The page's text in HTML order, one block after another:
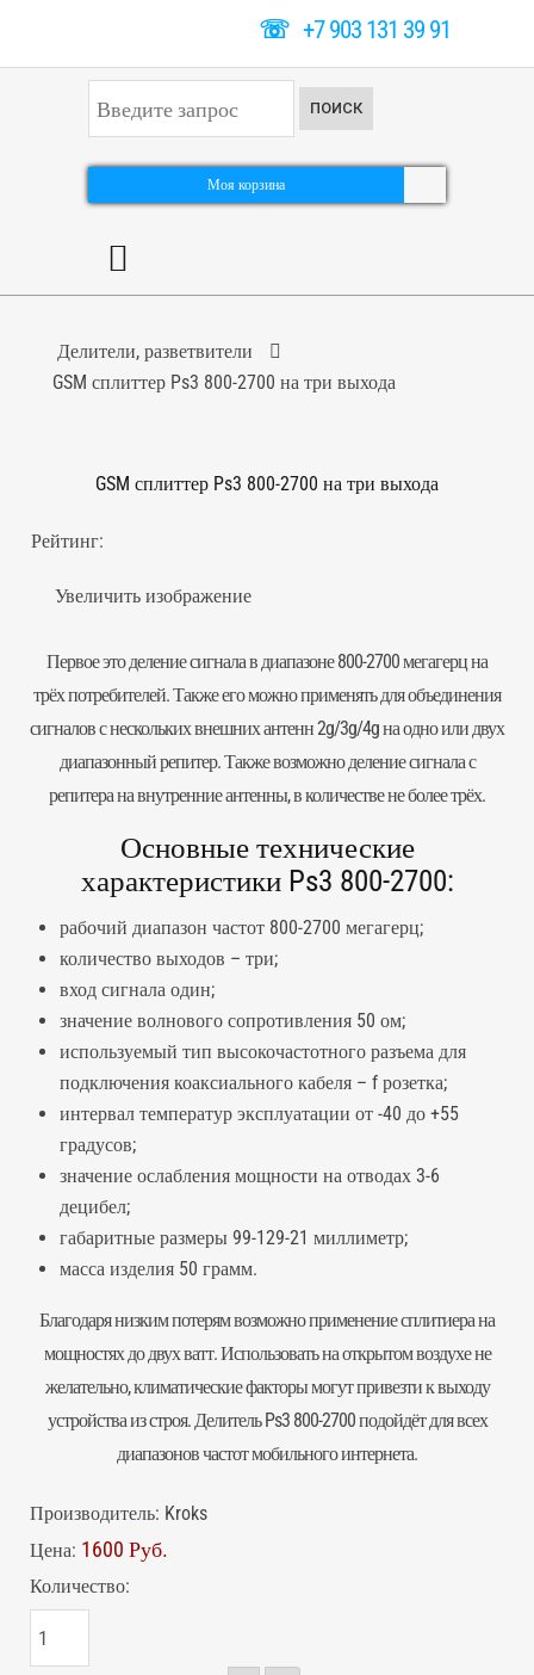
☏+7 903 131 39 91
к
а
ь
ПОИСК
Моя корзина
Делители, разветвители
GSM сплиттер Ps3 800-2700 на три выхода
GSM сплиттер Ps3 800-2700 на три выхода
Рейтинг:
Увеличить изображение
Первое это деление сигнала в диапазоне 800-2700 мегагерц на
трёх потребителей. Также его можно применять для объединения
сигналов с нескольких внешних антенн 2g/3g/4g на одно или двух
диапазонный репитер. Также возможно деление сигнала с
репитера на внутренние антенны, в количестве не более трёх.
Основные технические
характеристики Ps3 800-2700:
рабочий диапазон частот 800-2700 мегагерц;
количество выходов – три;
вход сигнала один;
значение волнового сопротивления 50 ом;
используемый тип высокочастотного разъема для
подключения коаксиального кабеля – f розетка;
интервал температур эксплуатации от -40 до +55
градусов;
значение ослабления мощности на отводах 3-6
децибел;
габаритные размеры 99-129-21 миллиметр;
масса изделия 50 грамм.
Благодаря низким потерям возможно применение сплитиера на
мощностях до двух ватт. Использовать на открытом воздухе не
желательно, климатические факторы могут привезти к выходу
устройства из строя.ДелительPs3 800-2700 подойдёт для всех
диапазонов частот мобильного интернета.
Производитель: Kroks
Цена: 1600 Руб.
Количество: